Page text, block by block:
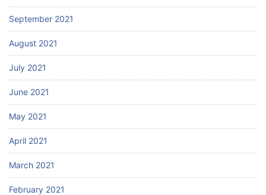
September 2021
August 2021
July 2021
June 2021
May 2021
April 2021
March 2021
February 2021